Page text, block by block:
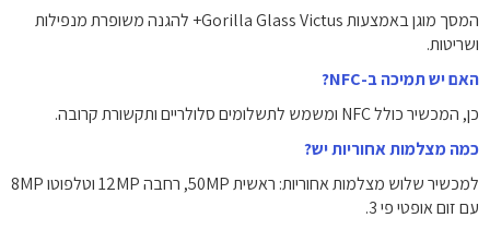
המסך מוגן באמצעות Gorilla Glass Victus+ להגנה משופרת מנפילות
ושריטות.
האם יש תמיכה ב-NFC?
כן, המכשיר כולל NFC ומשמש לתשלומים סלולריים ותקשורת קרובה.
כמה מצלמות אחוריות יש?
למכשיר שלוש מצלמות אחוריות: ראשית 50MP, רחבה 12MP וטלפוטו 8MP
עם זום אופטי פי 3.